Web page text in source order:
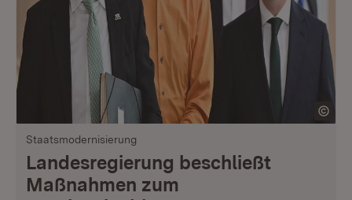
Staatsmodernisierung
Landesregierung beschließt
Maßnahmen zum